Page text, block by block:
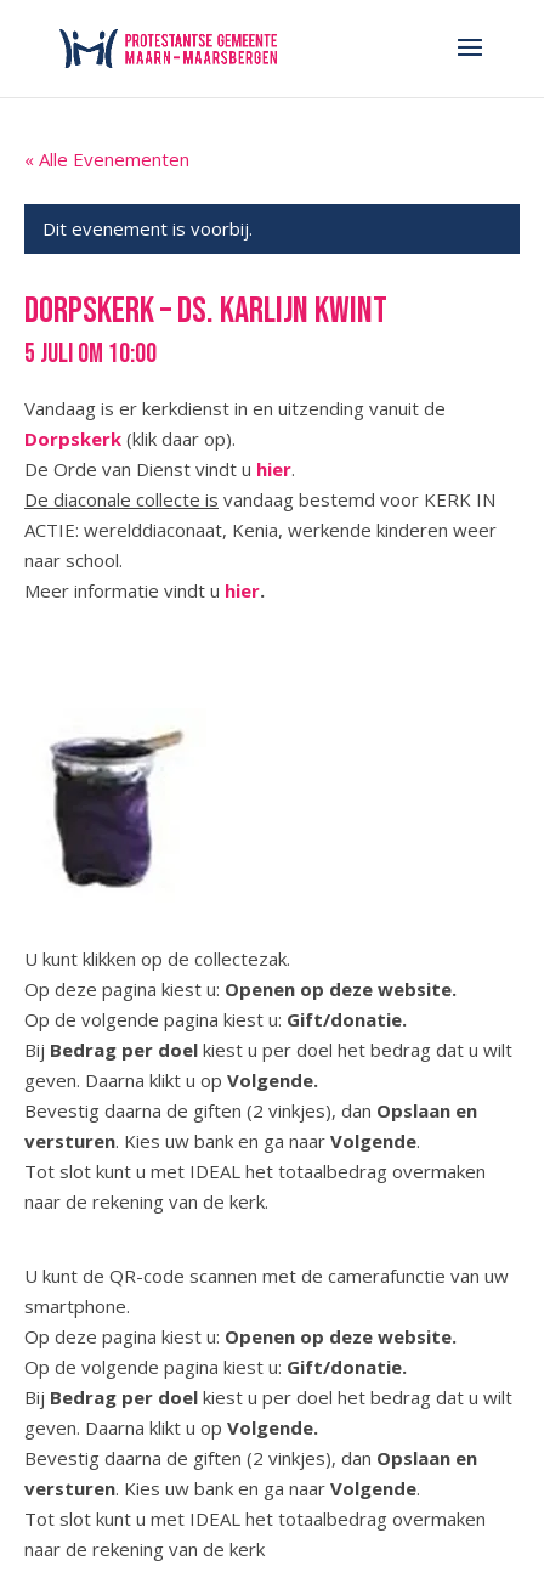
« Alle Evenementen
Dit evenement is voorbij.
Dorpskerk – ds. Karlijn Kwint
5 juli om 10:00
Vandaag is er kerkdienst in en uitzending vanuit de
Dorpskerk (klik daar op).
De Orde van Dienst vindt u hier.
De diaconale collecte is vandaag bestemd voor KERK IN
ACTIE: werelddiaconaat, Kenia, werkende kinderen weer
naar school.
Meer informatie vindt u hier.
U kunt klikken op de collectezak.
Op deze pagina kiest u: Openen op deze website.
Op de volgende pagina kiest u: Gift/donatie.
Bij Bedrag per doel kiest u per doel het bedrag dat u wilt
geven. Daarna klikt u op Volgende.
Bevestig daarna de giften (2 vinkjes), dan Opslaan en
versturen. Kies uw bank en ga naar Volgende.
Tot slot kunt u met IDEAL het totaalbedrag overmaken
naar de rekening van de kerk.
U kunt de QR-code scannen met de camerafunctie van uw
smartphone.
Op deze pagina kiest u: Openen op deze website.
Op de volgende pagina kiest u: Gift/donatie.
Bij Bedrag per doel kiest u per doel het bedrag dat u wilt
geven. Daarna klikt u op Volgende.
Bevestig daarna de giften (2 vinkjes), dan Opslaan en
versturen. Kies uw bank en ga naar Volgende.
Tot slot kunt u met IDEAL het totaalbedrag overmaken
naar de rekening van de kerk